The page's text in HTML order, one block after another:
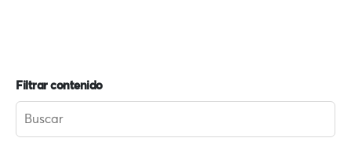
Filtrar contenido